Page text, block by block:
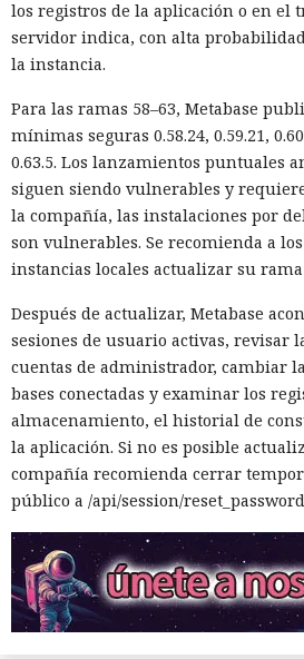
los registros de la aplicación o en el
servidor indica, con alta
la instancia.
Para las ramas 58–63, Metabase
mínimas seguras 0.58.24, 0.59.21,
0.63.5. Los lanzamientos puntuales
siguen siendo vulnerables y
la compañía, las instalaciones por
son vulnerables. Se recomienda a
instancias locales actualizar su
Después de actualizar, Metabase
sesiones de usuario activas, revisar
cuentas de administrador, cambiar
bases conectadas y examinar los
almacenamiento, el historial de
la aplicación. Si no es posible
compañía recomienda cerrar
público a /api/session/